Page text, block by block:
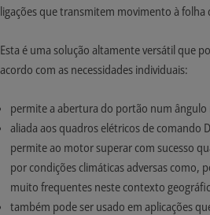
ligações que transmitem movimento à folha
Esta é uma solução altamente versátil que
acordo com as necessidades individuais:
permite a abertura do portão num ângulo
aliada aos quadros elétricos de comando
permite ao motor superar com sucesso
por condições climáticas adversas como,
muito frequentes neste contexto
também pode ser usado em aplicações